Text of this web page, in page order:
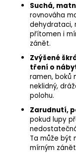
Suchá,
rovnováha
dehydrataci,
přítomen i
zánět.
Zvýšené
tření o
ramen, boků
neklidný,
polohu.
Zarudnutí,
pokud lupy
Ta může být
mírným